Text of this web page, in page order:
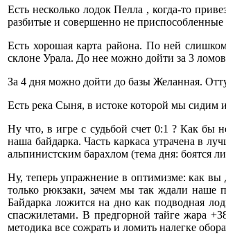
Есть несколько лодок Пелла , когда-то
разбитые и совершенно не
Есть хорошая карта района. По ней
склоне Урала. До нее можно дойти за 3
За 4 дня можно дойти до базы Желанная.
Есть река Сыня, в истоке которой мы сидим
Ну что, в игре с судьбой счет 0:1 ? Как бы
наша байдарка. Часть каркаса утрачена в
альпинистским барахлом (тема дня: боятся
Ну, теперь упражнение в оптимизме: как
только рюкзаки, зачем мы так ждали наше
Байдарка ложится на дно как подводная
спасжилетами. В предгорной тайге жара
методика все сожрать и ломить налегке